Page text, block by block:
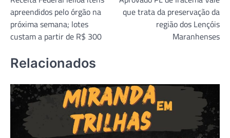
de
Post
apreendidos pelo órgão na
próxima semana; lotes
custam a partir de R$ 300
que trata da preservação da
região dos Lençóis
Maranhenses
Relacionados